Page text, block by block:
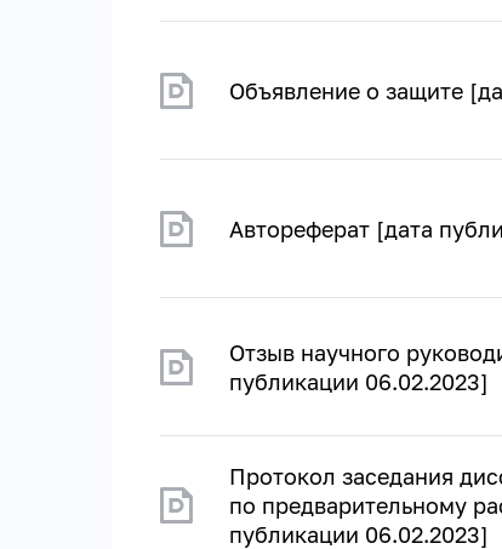
Объявление о защите
Автореферат [дата
Отзыв научного
публикации 06.02.2023]
Протокол заседания
по предварительному
публикации 06.02.2023]